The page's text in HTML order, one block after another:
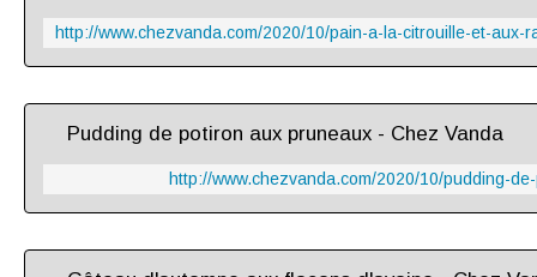
Pudding de potiron aux pruneaux - Chez Vanda
http://www.chezvanda.com/2020/10/pudding-